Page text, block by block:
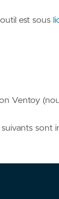
est sous
Ventoy
sont